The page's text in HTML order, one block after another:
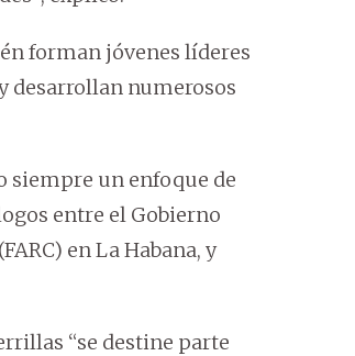
forman jóvenes líderes
desarrollan numerosos
siempre un enfoque de
entre el Gobierno
en La Habana, y
“se destine parte